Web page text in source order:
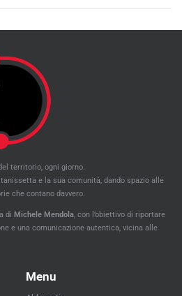
territorio, ogni giorno.
e la sua comunità, dando spazio alle
che contano davvero.
di Michele Mendola , con l’obiettivo di riportare
e una comunicazione autentica, vicina alle
Menu